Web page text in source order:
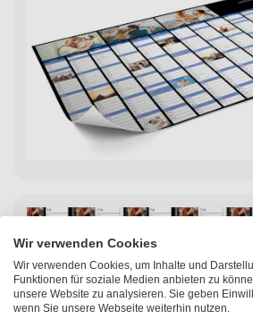
Wir verwenden Cookies
Wir verwenden Cookies, um Inhalte und
Funktionen für soziale Medien anbieten zu
unsere Website zu analysieren. Sie geben
wenn Sie unsere Webseite weiterhin nutzen.